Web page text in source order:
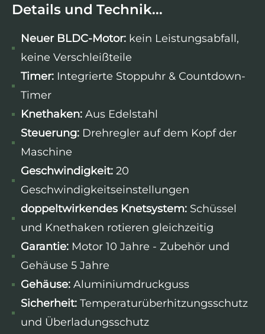
Details und Technik...
Neuer BLDC-Motor: kein Leistungsabfall,
keine Verschleißteile
Timer: Integrierte Stoppuhr & Countdown-
Timer
Knethaken: Aus Edelstahl
Steuerung: Drehregler auf dem Kopf der
Maschine
Geschwindigkeit: 20
Geschwindigkeitseinstellungen
doppeltwirkendes Knetsystem: Schüssel
und Knethaken rotieren gleichzeitig
Garantie: Motor 10 Jahre - Zubehör und
Gehäuse 5 Jahre
Gehäuse: Aluminiumdruckguss
Sicherheit: Temperaturüberhitzungsschutz
und Überladungsschutz